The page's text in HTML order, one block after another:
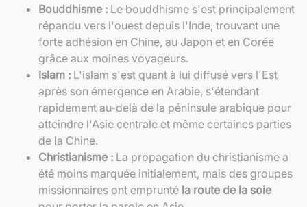
Bouddhisme : Le bouddhisme s'est principalement
répandu vers l'ouest depuis l'Inde, trouvant une
forte adhésion en Chine, au Japon et en Corée
grâce aux moines voyageurs.
Islam : L'islam s'est quant à lui diffusé vers l'Est
après son émergence en Arabie, s'étendant
rapidement au-delà de la péninsule arabique pour
atteindre l'Asie centrale et même certaines parties
de la Chine.
Christianisme : La propagation du christianisme a
été moins marquée initialement, mais des groupes
missionnaires ont emprunté la route de la soie